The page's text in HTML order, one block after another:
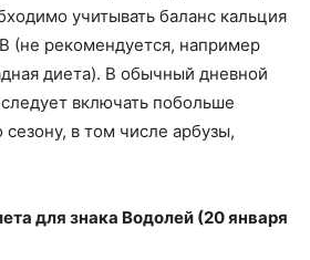
учитывать баланс кальция
(не рекомендуется, например
диета). В обычный дневной
включать побольше
в том числе арбузы,
для знака Водолей (20 января